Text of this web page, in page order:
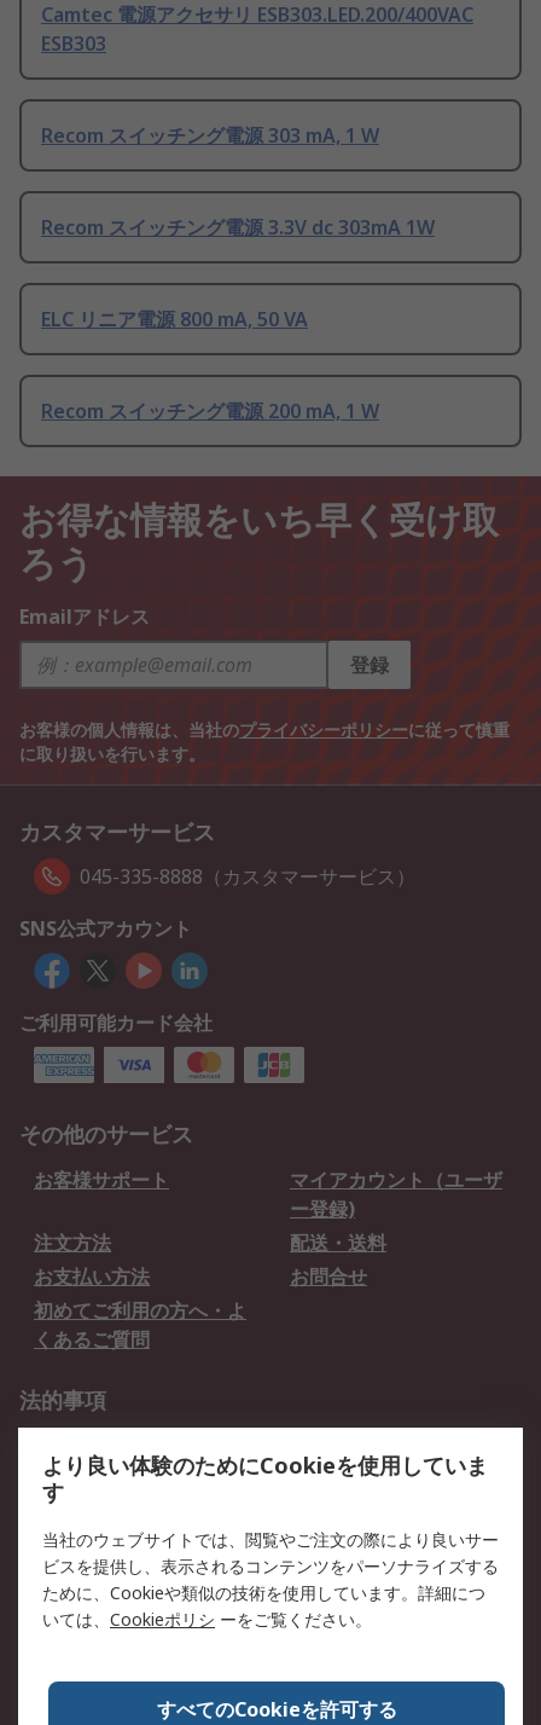
Camtec 電源アクセサリ ESB303.LED.200/400VAC
ESB303
Recom スイッチング電源 303 mA, 1 W
Recom スイッチング電源 3.3V dc 303mA 1W
ELC リニア電源 800 mA, 50 VA
Recom スイッチング電源 200 mA, 1 W
お得な情報をいち早く受け取
ろう
Emailアドレス
登録
お客様の個人情報は、当社のプライバシーポリシーに従って慎重
に取り扱いを行います。
カスタマーサービス
045-335-8888（カスタマーサービス）
SNS公式アカウント
ご利用可能カード会社
その他のサービス
お客様サポート
マイアカウント（ユーザ
ー登録)
注文方法
配送・送料
お支払い方法
お問合せ
初めてご利用の方へ・よ
くあるご質問
法的事項
クッキーポリシー
RSについて
会社概要
採用情報
プレスリリース＆お知ら
コーポレートサイト
全世界のRS
RSの歴史
ESGへの取り組み（英語）
認証について
より良い体験のためにCookieを使用していま
す
当社のウェブサイトでは、閲覧やご注文の際により良いサー
ビスを提供し、表示されるコンテンツをパーソナライズする
ために、Cookieや類似の技術を使用しています。詳細につ
いては、 Cookieポリシ ーをご覧ください。
すべてのCookieを許可する